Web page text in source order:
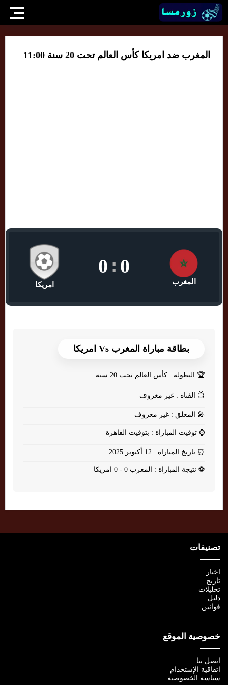
المغرب ضد امريكا كأس العالم تحت 20 سنة 11:00
المغرب
0
:
0
امريكا
بطاقة مباراة المغرب Vs امريكا
🏆 البطولة : كأس العالم تحت 20 سنة
📺 القناة : غير معروف
🎤 المعلق : غير معروف
⌚ توقيت المباراة : بتوقيت القاهرة
⏰ تاريخ المباراة : 12 أكتوبر 2025
⚽ نتيجة المباراة : المغرب 0 - 0 امريكا
تصنيفات
اخبار
تاريخ
تحليلات
دليل
قوانين
خصوصية الموقع
اتصل بنا
اتفاقية الإستخدام
سياسة الخصوصية